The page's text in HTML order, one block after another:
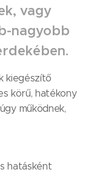
vagy
nagyobb
kiegészítő
körű, hatékony
működnek,
hatásként